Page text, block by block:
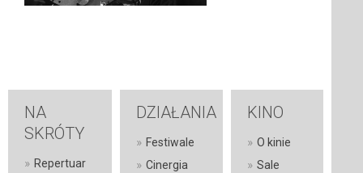
NA
SKRÓTY
» Repertuar
DZIAŁANIA
» Festiwale
» Cinergia
KINO
» O kinie
» Sale